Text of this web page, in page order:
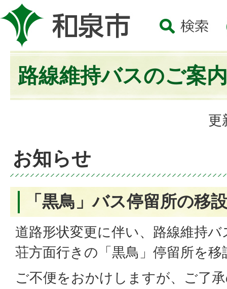
路線維持バスのご案内
更
お知らせ
「黒鳥」バス停留所の移
道路形状変更に伴い、路線維持
荘方面行きの「黒鳥」停留所を
ご不便をおかけしますが、ご了